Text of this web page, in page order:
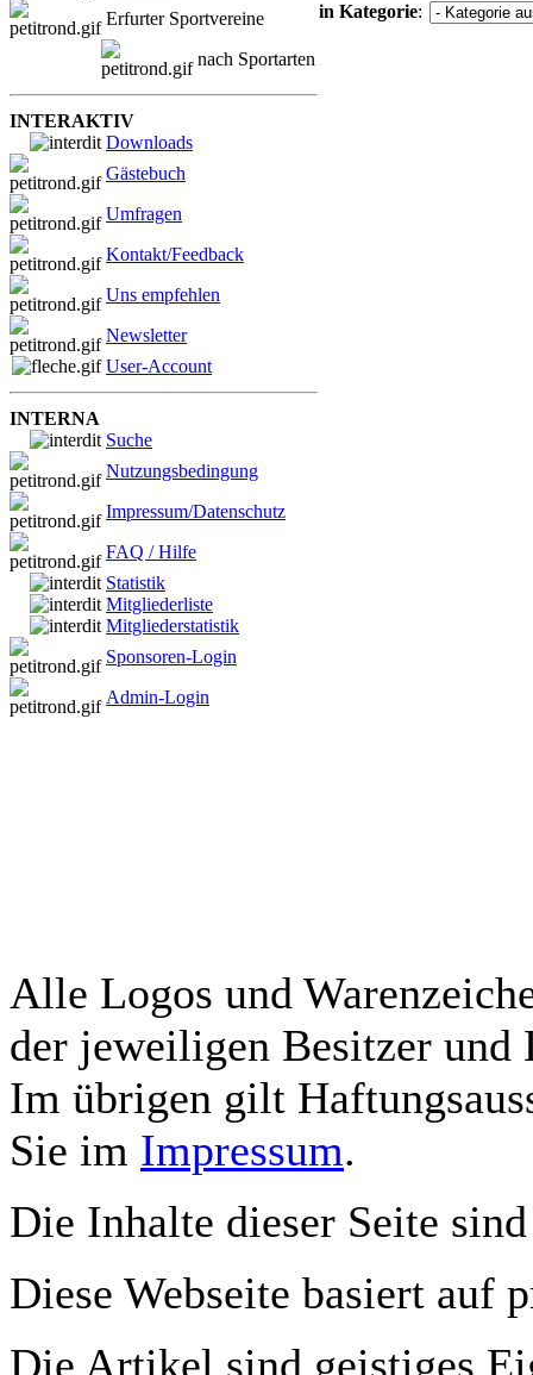
Erfurter Sportvereine
nach Sportarten
INTERAKTIV
Downloads
Gästebuch
Umfragen
Kontakt/Feedback
Uns empfehlen
Newsletter
User-Account
INTERNA
Suche
Nutzungsbedingung
Impressum/Datenschutz
FAQ / Hilfe
Statistik
Mitgliederliste
Mitgliederstatistik
Sponsoren-Login
Admin-Login
in Kategorie:
Alle Logos und
der jeweiligen Besitzer und
Im übrigen gilt
Sie im Impressum.
Die Inhalte dieser Seite
Diese Webseite basiert auf
Die Artikel sind geistiges